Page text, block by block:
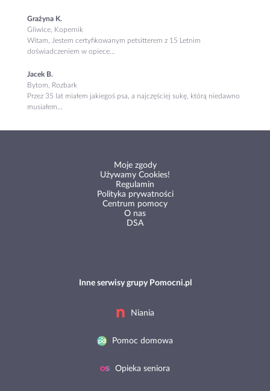
Grażyna K.
Gliwice, Kopernik
Witam, Jestem certyfikowanym petsitterem z 15 Letnim
doświadczeniem w opiece...
Jacek B.
Bytom, Rozbark
Przez 35 lat miałem jakiegoś psa, a najczęściej sukę, którą niedawno
musiałem...
Moje zgody
Używamy Cookies!
Regulamin
Polityka prywatności
Centrum pomocy
O nas
DSA
Inne serwisy grupy Pomocni.pl
Niania
Pomoc domowa
Opieka seniora